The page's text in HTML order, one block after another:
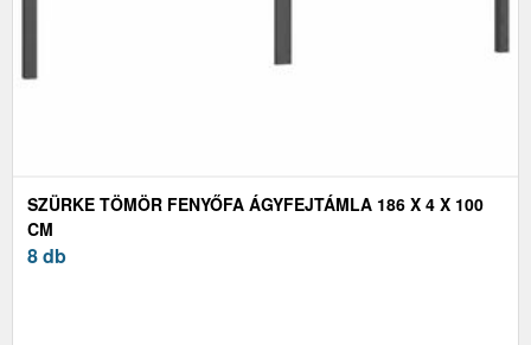
SZÜRKE TÖMÖR FENYŐFA ÁGYFEJTÁMLA 186 X 4 X 100
CM
8 db